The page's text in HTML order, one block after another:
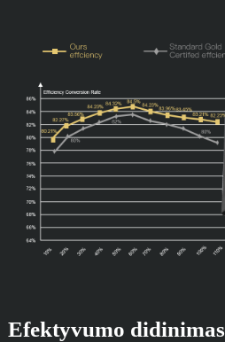
Efektyvumo didinimas